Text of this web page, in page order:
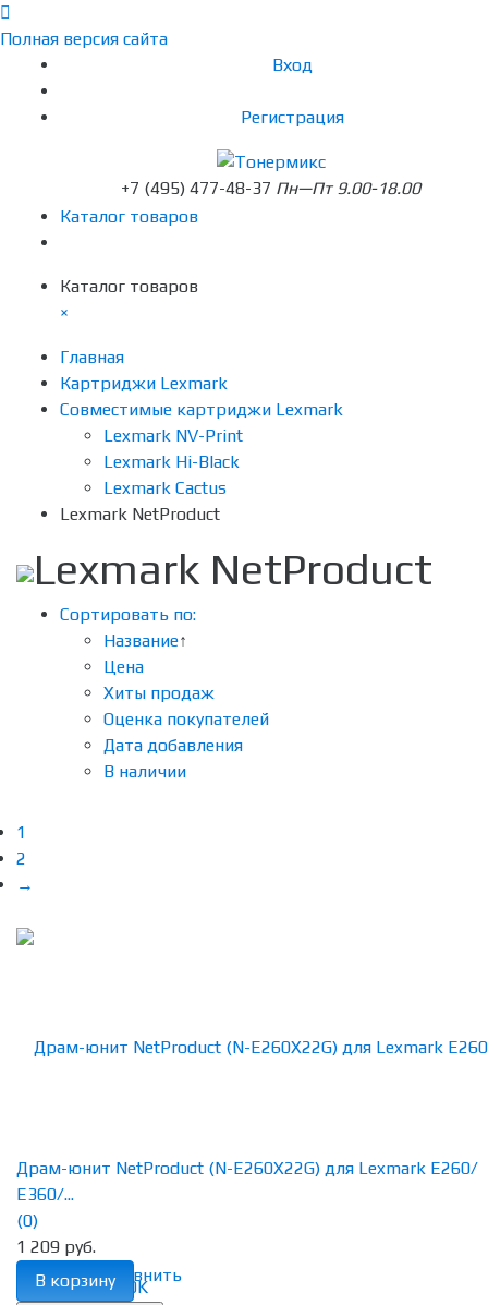
Полная версия сайта
Вход
Регистрация
+7 (495) 477-48-37 Пн—Пт 9.00-18.00
Каталог товаров
Каталог товаров
×
Главная
Картриджи Lexmark
Совместимые картриджи Lexmark
Lexmark NV-Print
Lexmark Hi-Black
Lexmark Cactus
Lexmark NetProduct
Lexmark NetProduct
Сортировать по:
Название↑
Цена
Хиты продаж
Оценка покупателей
Дата добавления
В наличии
1
2
→
избранное сравнить
Драм-юнит NetProduct (N-E260X22G) для Lexmark E260/
E360/...
(0)
1 209 руб.
В корзину